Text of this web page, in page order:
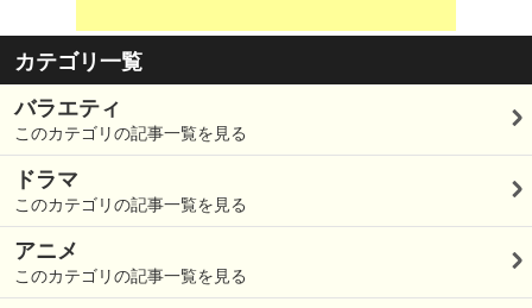
カテゴリ一覧
バラエティ
このカテゴリの記事一覧を見る
ドラマ
このカテゴリの記事一覧を見る
アニメ
このカテゴリの記事一覧を見る